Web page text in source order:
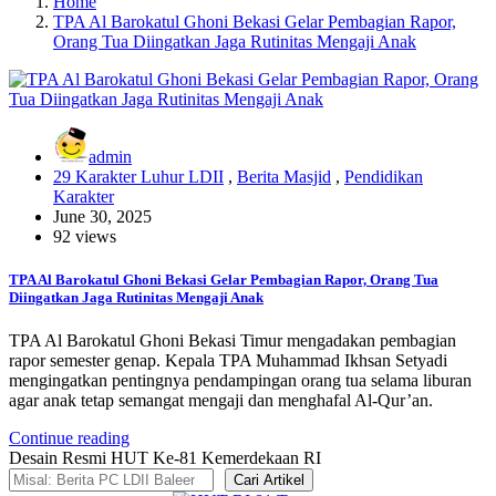
TPA Al Barokatul Ghoni Bekasi Gelar Pembagian Rapor,
Orang Tua Diingatkan Jaga Rutinitas Mengaji Anak
admin
29 Karakter Luhur LDII , Berita Masjid , Pendidikan
Karakter
June 30, 2025
92 views
TPA Al Barokatul Ghoni Bekasi Gelar Pembagian Rapor, Orang Tua
Diingatkan Jaga Rutinitas Mengaji Anak
TPA Al Barokatul Ghoni Bekasi Timur mengadakan pembagian
rapor semester genap. Kepala TPA Muhammad Ikhsan Setyadi
mengingatkan pentingnya pendampingan orang tua selama liburan
agar anak tetap semangat mengaji dan menghafal Al-Qur’an.
Continue reading
Desain Resmi HUT Ke-81 Kemerdekaan RI
Cari Artikel